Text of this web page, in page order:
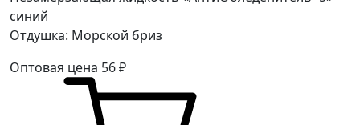
синий
Отдушка: Морской бриз
Оптовая цена 56₽